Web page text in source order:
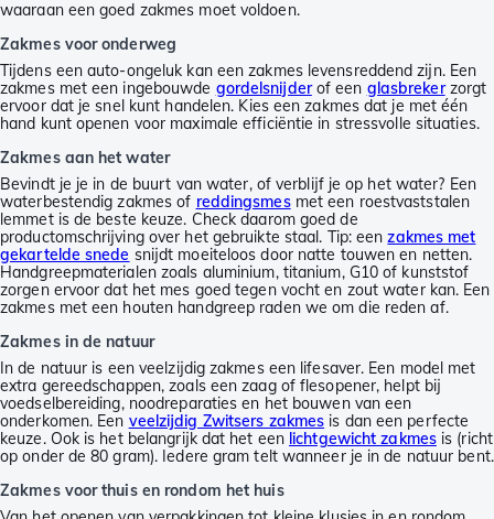
waaraan een goed zakmes moet voldoen.
Zakmes voor onderweg
Tijdens een auto-ongeluk kan een zakmes levensreddend zijn. Een
zakmes met een ingebouwde gordelsnijderof een glasbrekerzorgt
ervoor dat je snel kunt handelen. Kies een zakmes dat je met één
hand kunt openen voor maximale efficiëntie in stressvolle situaties.
Zakmes aan het water
Bevindt je je in de buurt van water, of verblijf je op het water? Een
waterbestendig zakmes of reddingsmesmet een roestvaststalen
lemmet is de beste keuze. Check daarom goed de
productomschrijving over het gebruikte staal. Tip: eenzakmes met
gekartelde snede snijdt moeiteloos door natte touwen en netten.
Handgreepmaterialen zoals aluminium, titanium, G10 of kunststof
zorgen ervoor dat het mes goed tegen vocht en zout water kan. Een
zakmes met een houten handgreep raden we om die reden af.
Zakmes in de natuur
In de natuur is een veelzijdig zakmes een lifesaver. Een model met
extra gereedschappen, zoals een zaag of flesopener, helpt bij
voedselbereiding, noodreparaties en het bouwen van een
onderkomen. Een veelzijdig Zwitsers zakmes is dan een perfecte
keuze. Ook is het belangrijk dat het een lichtgewicht zakmesis (richt
op onder de 80 gram). Iedere gram telt wanneer je in de natuur bent.
Zakmes voor thuis en rondom het huis